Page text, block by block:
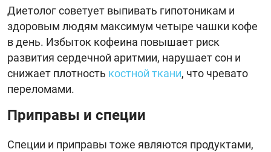
Диетолог советует выпивать гипотоникам и
здоровым людям максимум четыре чашки кофе
в день. Избыток кофеина повышает риск
развития сердечной аритмии, нарушает сон и
снижает плотность костной ткани, что чревато
переломами.
Приправы и специи
Специи и приправы тоже являются продуктами,